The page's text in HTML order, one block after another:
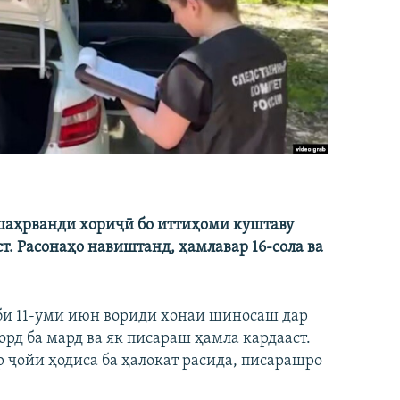
хориҷӣ бо иттиҳоми куштаву
Расонаҳо навиштанд, ҳамлавар 16-сола ва
11-уми июн вориди хонаи шиносаш дар
ба мард ва як писараш ҳамла кардааст.
ҳодиса ба ҳалокат расида, писарашро